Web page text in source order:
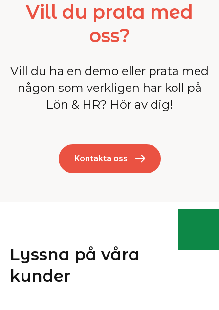
Vill du prata med
oss?
Vill du ha en demo eller prata med
någon som verkligen har koll på
Lön & HR? Hör av dig!
Kontakta oss
Lyssna på våra
kunder